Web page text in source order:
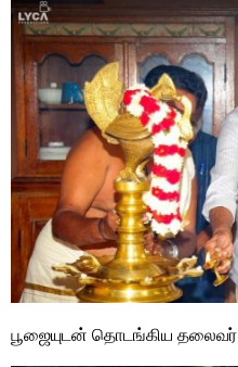
பூஜையுடன் தொடங்கிய தலைவர்